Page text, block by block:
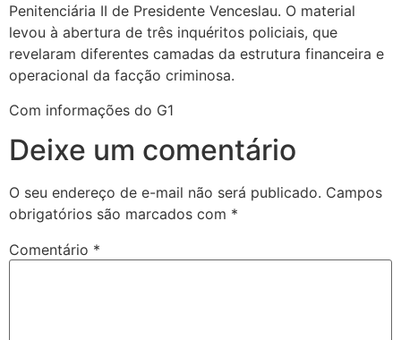
Penitenciária II de Presidente Venceslau. O material
levou à abertura de três inquéritos policiais, que
revelaram diferentes camadas da estrutura financeira e
operacional da facção criminosa.
Com informações do G1
Deixe um comentário
O seu endereço de e-mail não será publicado. Campos
obrigatórios são marcados com *
Comentário *